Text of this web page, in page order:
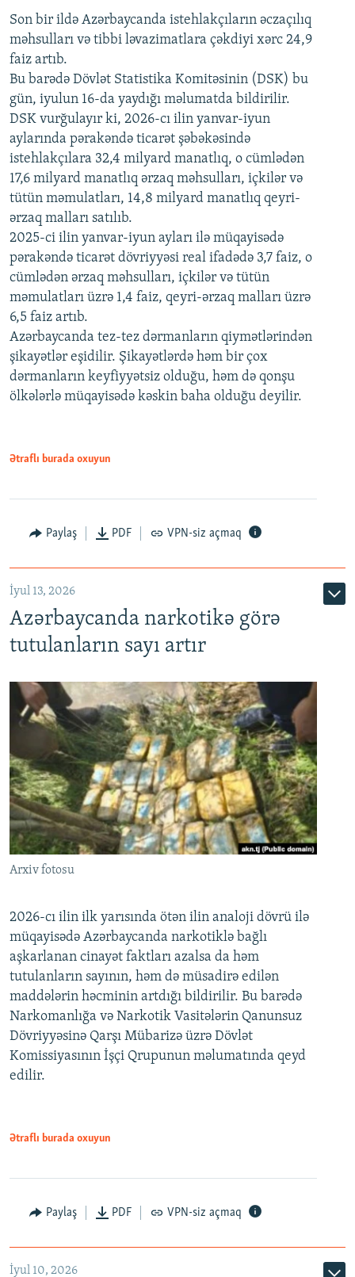
Auto 240p 360p 480p
720p 1080p
360p
480p
720p
1080p
Son bir ildə Azərbaycanda istehlakçıların əczaçılıq
məhsulları və tibbi ləvazimatlara çəkdiyi xərc 24,9
faiz artıb.
Bu barədə Dövlət Statistika Komitəsinin (DSK) bu
gün, iyulun 16-da yaydığı məlumatda bildirilir.
DSK vurğulayır ki, 2026-cı ilin yanvar-iyun
aylarında pərakəndə ticarət şəbəkəsində
istehlakçılara 32,4 milyard manatlıq, o cümlədən
17,6 milyard manatlıq ərzaq məhsulları, içkilər və
tütün məmulatları, 14,8 milyard manatlıq qeyri-
ərzaq malları satılıb.
2025-ci ilin yanvar-iyun ayları ilə müqayisədə
pərakəndə ticarət dövriyyəsi real ifadədə 3,7 faiz, o
cümlədən ərzaq məhsulları, içkilər və tütün
məmulatları üzrə 1,4 faiz, qeyri-ərzaq malları üzrə
6,5 faiz artıb.
Azərbaycanda tez-tez dərmanların qiymətlərindən
şikayətlər eşidilir. Şikayətlərdə həm bir çox
dərmanların keyfiyyətsiz olduğu, həm də qonşu
ölkələrlə müqayisədə kəskin baha olduğu deyilir.
Ətraflı burada oxuyun
Paylaş PDF VPN-siz açmaq
İyul 13, 2026
Azərbaycanda narkotikə görə
tutulanların sayı artır
Arxiv fotosu
2026-cı ilin ilk yarısında ötən ilin analoji dövrü ilə
müqayisədə Azərbaycanda narkotiklə bağlı
aşkarlanan cinayət faktları azalsa da həm
tutulanların sayının, həm də müsadirə edilən
maddələrin həcminin artdığı bildirilir. Bu barədə
Narkomanlığa və Narkotik Vasitələrin Qanunsuz
Dövriyyəsinə Qarşı Mübarizə üzrə Dövlət
Komissiyasının İşçi Qrupunun məlumatında qeyd
edilir.
Ətraflı burada oxuyun
Paylaş PDF VPN-siz açmaq
İyul 10, 2026